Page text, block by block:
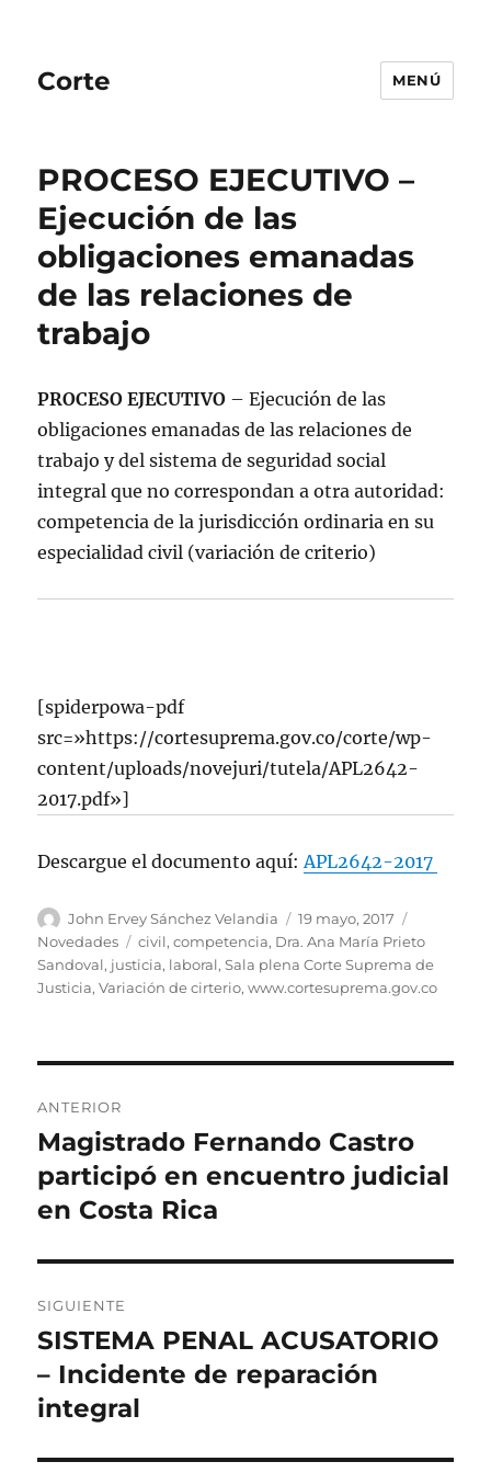
Corte MENÚ
PROCESO EJECUTIVO –
Ejecución de las
obligaciones emanadas
de las relaciones de
trabajo
PROCESO EJECUTIVO – Ejecución de las
obligaciones emanadas de las relaciones de
trabajo y del sistema de seguridad social
integral que no correspondan a otra autoridad:
competencia de la jurisdicción ordinaria en su
especialidad civil (variación de criterio)
[spiderpowa-pdf
src=»https://cortesuprema.gov.co/corte/wp-
content/uploads/novejuri/tutela/APL2642-
2017.pdf»]
Descargue el documento aquí:APL2642-2017
Autor
John Ervey Sánchez Velandia
Publicado
el
19 mayo, 2017
Novedades
Etiquetas
civil,competencia, Dra. Ana María Prieto
Sandoval, justicia, laboral,Sala plena Corte Suprema de
Justicia,Variación de cirterio,www.cortesuprema.gov.co
de
entradas
ANTERIOR
Entrada
anterior:
Magistrado Fernando Castro
participó en encuentro judicial
en Costa Rica
SIGUIENTE
Entrada
siguiente:
SISTEMA PENAL ACUSATORIO
– Incidente de reparación
integral